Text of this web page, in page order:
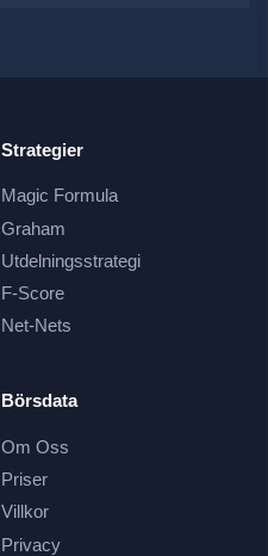
Strategier
Magic Formula
Graham
Utdelningsstrategi
F-Score
Net-Nets
Börsdata
Om Oss
Priser
Villkor
Privacy